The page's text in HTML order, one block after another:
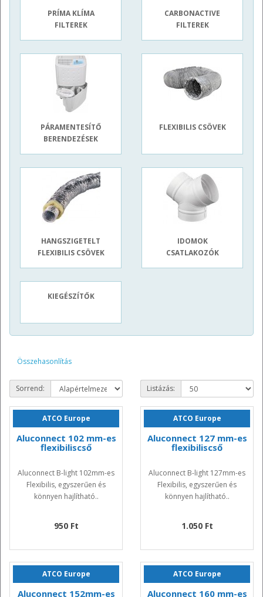
PRÍMA KLÍMA
FILTEREK
CARBONACTIVE
FILTEREK
PÁRAMENTESÍTŐ
BERENDEZÉSEK
FLEXIBILIS CSÖVEK
HANGSZIGETELT
FLEXIBILIS CSÖVEK
IDOMOK
CSATLAKOZÓK
KIEGÉSZÍTŐK
Összehasonlítás
Sorrend: Listázás:
ATCO Europe
Aluconnect 102 mm-es
flexibiliscső
Aluconnect B-light 102mm-es
Flexibilis, egyszerűen és
könnyen hajlítható..
950 Ft
ATCO Europe
Aluconnect 127 mm-es
flexibiliscső
Aluconnect B-light 127mm-es
Flexibilis, egyszerűen és
könnyen hajlítható..
1.050 Ft
ATCO Europe
Aluconnect 152mm-es
ATCO Europe
Aluconnect 160 mm-es